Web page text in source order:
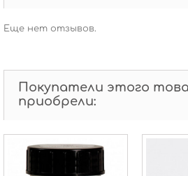
Еще нет отзывов.
Покупатели этого
приобрели: